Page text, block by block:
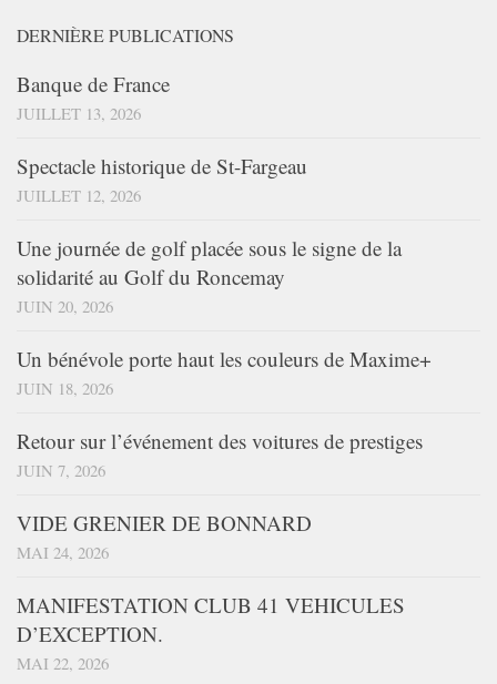
DERNIÈRE PUBLICATIONS
Banque de France
JUILLET 13, 2026
Spectacle historique de St-Fargeau
JUILLET 12, 2026
Une journée de golf placée sous le signe de la
solidarité au Golf du Roncemay
JUIN 20, 2026
Un bénévole porte haut les couleurs de Maxime+
JUIN 18, 2026
Retour sur l’événement des voitures de prestiges
JUIN 7, 2026
VIDE GRENIER DE BONNARD
MAI 24, 2026
MANIFESTATION CLUB 41 VEHICULES
D’EXCEPTION.
MAI 22, 2026